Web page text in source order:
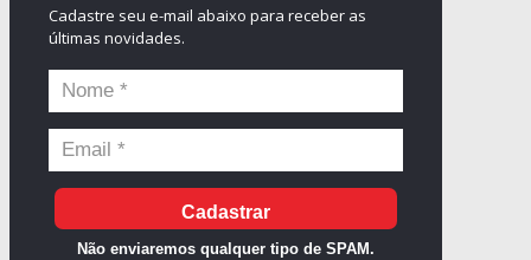
Cadastre seu e-mail abaixo para receber as
últimas novidades.
Cadastrar
Não enviaremos qualquer tipo de SPAM.